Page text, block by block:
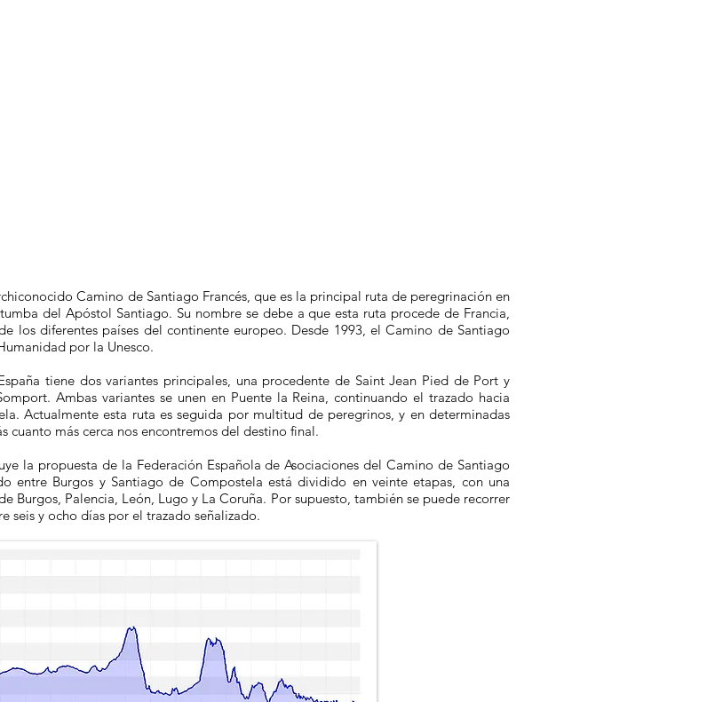
Camino de Santiago Francés, que es la principal ruta de peregrinación en
del Apóstol Santiago. Su nombre se debe a que esta ruta procede de Francia,
los diferentes países del continente europeo. Desde 1993, el Camino de Santiago
por la Unesco.
tiene dos variantes principales, una procedente de Saint Jean Pied de Port y
Ambas variantes se unen en Puente la Reina, continuando el trazado hacia
Actualmente esta ruta es seguida por multitud de peregrinos, y en determinadas
cuanto más cerca nos encontremos del destino final.
la propuesta de la Federación Española de Asociaciones del Camino de Santiago
entre Burgos y Santiago de Compostela está dividido en veinte etapas, con una
Burgos, Palencia, León, Lugo y La Coruña. Por supuesto, también se puede recorrer
seis y ocho días por el trazado señalizado.